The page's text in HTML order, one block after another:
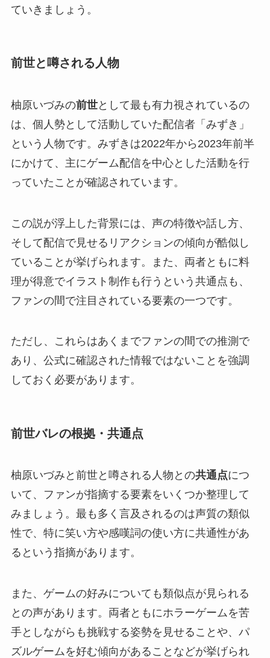
ていきましょう。
前世と噂される人物
柚原いづみの前世として最も有力視されているの
は、個人勢として活動していた配信者「みずき」
という人物です。みずきは2022年から2023年前半
にかけて、主にゲーム配信を中心とした活動を行
っていたことが確認されています。
この説が浮上した背景には、声の特徴や話し方、
そして配信で見せるリアクションの傾向が酷似し
ていることが挙げられます。また、両者ともに料
理が得意でイラスト制作も行うという共通点も、
ファンの間で注目されている要素の一つです。
ただし、これらはあくまでファンの間での推測で
あり、公式に確認された情報ではないことを強調
しておく必要があります。
前世バレの根拠・共通点
柚原いづみと前世と噂される人物との共通点につ
いて、ファンが指摘する要素をいくつか整理して
みましょう。最も多く言及されるのは声質の類似
性で、特に笑い方や感嘆詞の使い方に共通性があ
るという指摘があります。
また、ゲームの好みについても類似点が見られる
との声があります。両者ともにホラーゲームを苦
手としながらも挑戦する姿勢を見せることや、パ
ズルゲームを好む傾向があることなどが挙げられ